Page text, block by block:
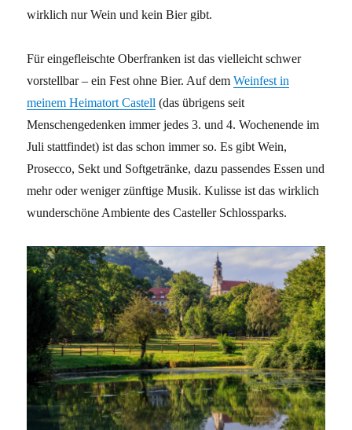
wirklich nur Wein und kein Bier gibt.
Für eingefleischte Oberfranken ist das vielleicht schwer
vorstellbar – ein Fest ohne Bier. Auf demWeinfest in
meinem Heimatort Castell (das übrigens seit
Menschengedenken immer jedes 3. und 4. Wochenende im
Juli stattfindet) ist das schon immer so. Es gibt Wein,
Prosecco, Sekt und Softgetränke, dazu passendes Essen und
mehr oder weniger zünftige Musik. Kulisse ist das wirklich
wunderschöne Ambiente des Casteller Schlossparks.